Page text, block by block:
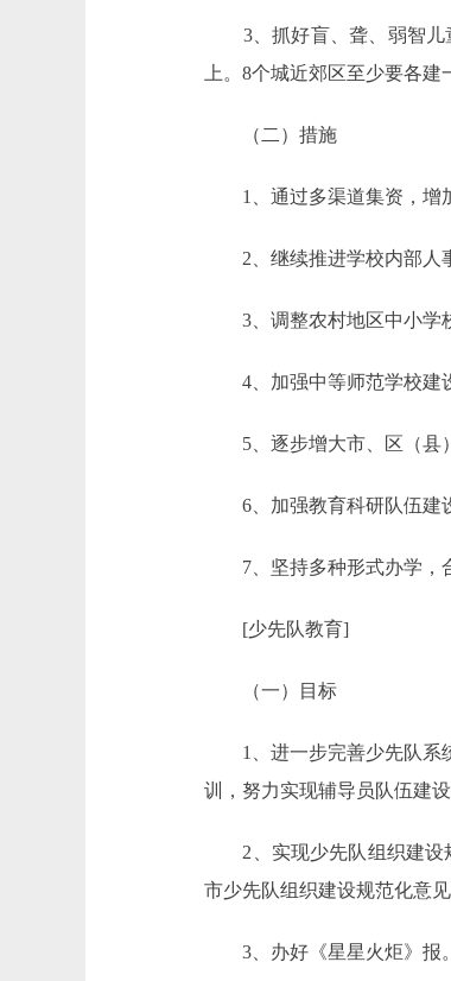
3、抓好盲、聋、弱智儿童
上。8个城近郊区至少要各
（二）措施
1、通过多渠道集资，增加
2、继续推进学校内部人事
3、调整农村地区中小学校
4、加强中等师范学校建设
5、逐步增大市、区（县）
6、加强教育科研队伍建设
7、坚持多种形式办学，合
[少先队教育]
（一）目标
1、进一步完善少先队系统
训，努力实现辅导员队伍建设
2、实现少先队组织建设规
市少先队组织建设规范化意见
3、办好《星星火炬》报。